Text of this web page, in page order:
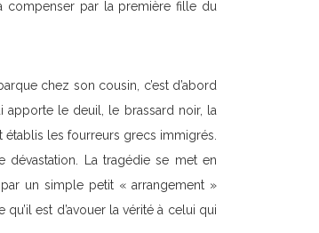
compenser par la première fille du
chez son cousin, c’est d’abord
apporte le deuil, le brassard noir, la
établis les fourreurs grecs immigrés.
dévastation. La tragédie se met en
un simple petit « arrangement »
est d’avouer la vérité à celui qui